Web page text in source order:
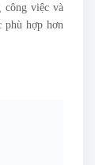
công việc và
phù hợp hơn